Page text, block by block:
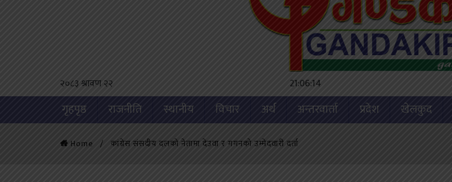
२०८३ श्रावण २२ 21:06:15
गृहपृष्ठ राजनीति स्थानीय विचार अर्थ अन्तरवार्ता प्रदेश खेलकुद
Home कांग्रेस संसदीय दलको नेतामा देउवा र गगनको उम्मेदवारी दर्ता